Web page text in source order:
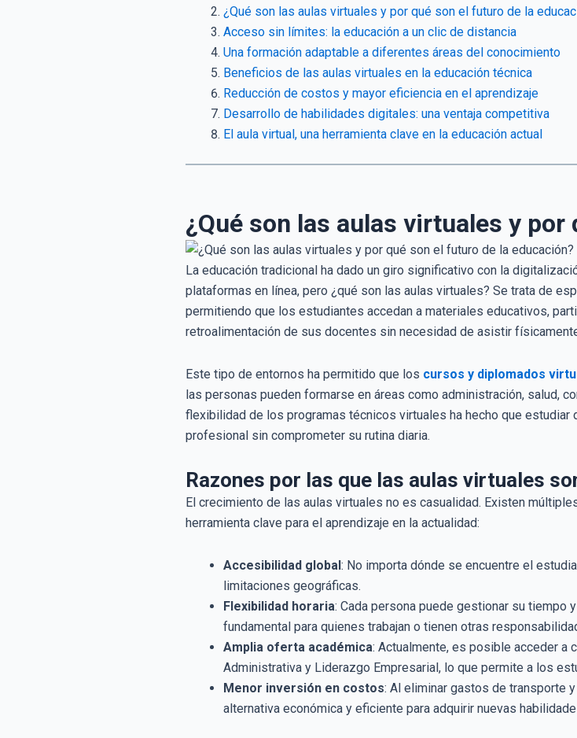
¿Qué son las aulas virtuales y por qué son el futuro de la
Acceso sin límites: la educación a un clic de distancia
Una formación adaptable a diferentes áreas del conocimiento
Beneficios de las aulas virtuales en la educación técnica
Reducción de costos y mayor eficiencia en el aprendizaje
Desarrollo de habilidades digitales: una ventaja competitiva
El aula virtual, una herramienta clave en la educación actual
¿Qué son las aulas virtuales y
La educación tradicional ha dado un giro significativo con la
plataformas en línea, pero ¿qué son las aulas virtuales? Se trata de
permitiendo que los estudiantes accedan a materiales educativos,
retroalimentación de sus docentes sin necesidad de asistir
Este tipo de entornos ha permitido que los cursos y diplomados
las personas pueden formarse en áreas como administración, salud,
flexibilidad de los programas técnicos virtuales ha hecho que
profesional sin comprometer su rutina diaria.
Razones por las que las aulas virtuales
El crecimiento de las aulas virtuales no es casualidad. Existen
herramienta clave para el aprendizaje en la actualidad:
Accesibilidad global: No importa dónde se encuentre el
limitaciones geográficas.
Flexibilidad horaria: Cada persona puede gestionar su tiempo
fundamental para quienes trabajan o tienen otras
Amplia oferta académica: Actualmente, es posible acceder a
Administrativa y Liderazgo Empresarial, lo que permite a los
Menor inversión en costos: Al eliminar gastos de transporte
alternativa económica y eficiente para adquirir nuevas